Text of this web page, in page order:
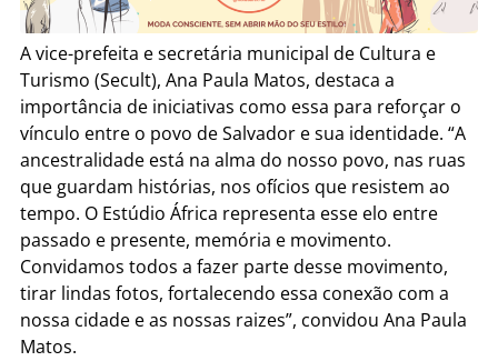
A vice-prefeita e secretária municipal de Cultura e
Turismo (Secult), Ana Paula Matos, destaca a
importância de iniciativas como essa para reforçar o
vínculo entre o povo de Salvador e sua identidade. “A
ancestralidade está na alma do nosso povo, nas ruas
que guardam histórias, nos ofícios que resistem ao
tempo. O Estúdio África representa esse elo entre
passado e presente, memória e movimento.
Convidamos todos a fazer parte desse movimento,
tirar lindas fotos, fortalecendo essa conexão com a
nossa cidade e as nossas raizes”, convidou Ana Paula
Matos.